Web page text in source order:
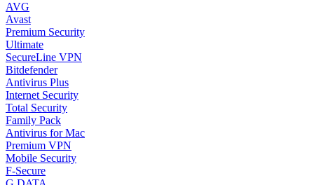
AVG
Avast
Premium Security
Ultimate
SecureLine VPN
Bitdefender
Antivirus Plus
Internet Security
Total Security
Family Pack
Antivirus for Mac
Premium VPN
Mobile Security
F-Secure